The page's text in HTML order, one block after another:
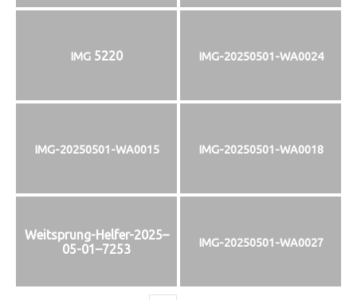
IMG 5220 IMG-20250501-WA0024
IMG-20250501-WA0015 IMG-20250501-WA0018
Weitsprung-Helfer-2025–
05-01–7253
IMG-20250501-WA0027